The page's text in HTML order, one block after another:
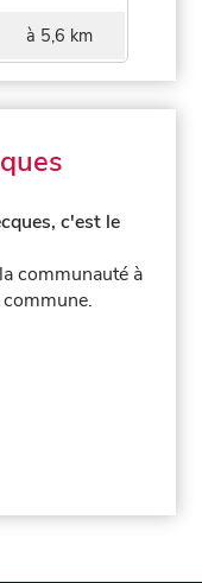
à 5,6 km
c'est le
communauté à